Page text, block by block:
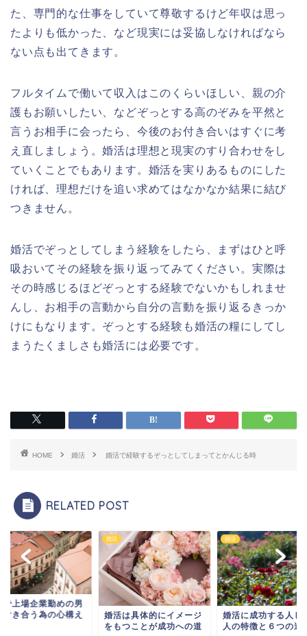
た、専門的な仕事をしていて尊敬するけど年収は思っ
たよりも低かった、など現実には妥協しなければなら
ない点も出てきます。
フルタイムで働いて収入はこのくらいほしい、親の介
護もお願いしたい、などぞっとする高のぞみを平然と
言うお相手に会ったら、今後のお付き合いはすぐに考
え直しましょう。婚活は理想と現実のすり合わせをし
ていくことでもあります。婚活を実りあるものにした
ければ、理想だけを追い求めてはなかなか結果に結び
つきません。
婚活でぞっとしてしまう経験をしたら、まずはひと呼
吸おいてその経験を振り返ってみてください。実際は
その時感じるほどぞっとする経験でないかもしれませ
んし、お相手の言動から自分の言動を振り返るきっか
けにもなります。ぞっとする経験も婚活の糧にしてし
まうたくましさも婚活には必要です。
HOME 婚活 婚活で経験するぞっとしてしまってとかんじる時
RELATED POST
で上場企業勤めの男
付き合う為の心構え
婚活
婚活は具体的にイメージ
をもつことが成功への道
婚活
婚活に成功する人し
人の特徴と６つの違